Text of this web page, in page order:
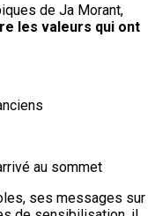
de Ja Morant,
les valeurs qui ont
au sommet
ses messages sur